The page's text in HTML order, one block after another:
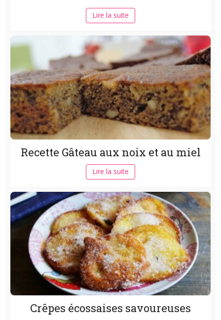
Lire la suite
Recette Gâteau aux noix et au miel
Lire la suite
Crêpes écossaises savoureuses